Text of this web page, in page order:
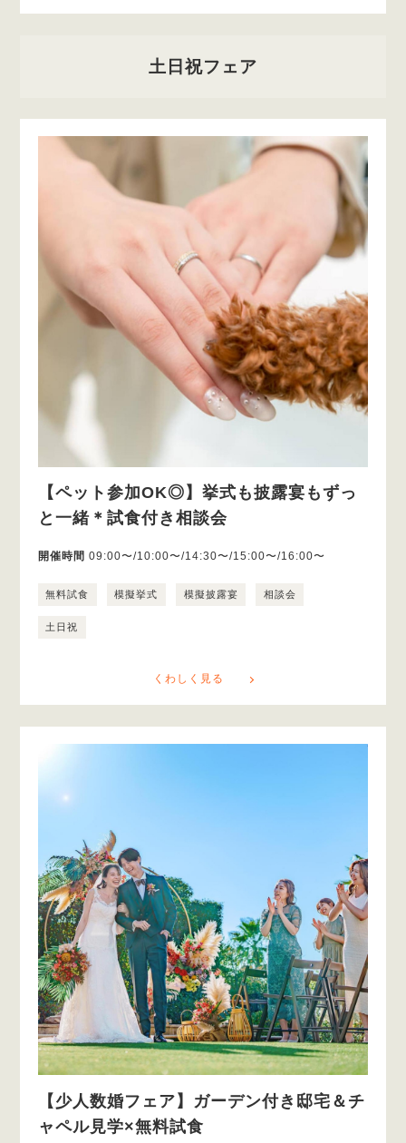
土日祝フェア
【ペット参加OK◎】挙式も披露宴もずっ
と一緒＊試食付き相談会
開催時間 09:00〜/10:00〜/14:30〜/15:00〜/16:00〜
無料試食 模擬挙式 模擬披露宴 相談会
土日祝
くわしく見る
【少人数婚フェア】ガーデン付き邸宅＆チ
ャペル見学×無料試食